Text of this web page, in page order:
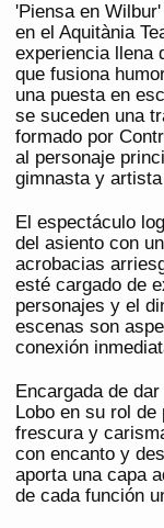
'Piensa en
en el Aquitània
experiencia llena
que fusiona
una puesta en
se suceden una
formado por
al personaje
gimnasta y
El espectáculo
del asiento con
acrobacias
esté cargado de
personajes y el
escenas son
conexión
Encargada de
Lobo en su rol de
frescura y
con encanto y
aporta una capa
de cada función